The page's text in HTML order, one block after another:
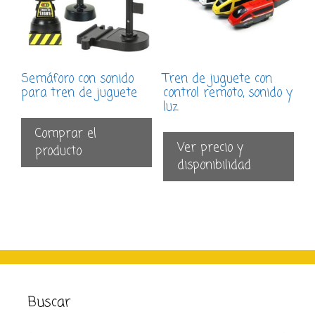
Semáforo con sonido
para tren de juguete
Comprar el
producto
Tren de juguete con
control remoto, sonido y
luz
Ver precio y
disponibilidad
Buscar